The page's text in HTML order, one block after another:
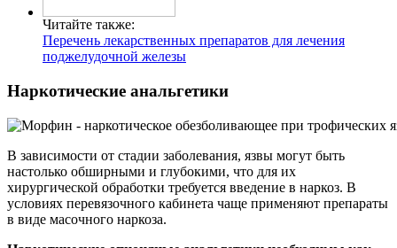
Читайте также:
Перечень лекарственных препаратов для лечения
поджелудочной железы
Наркотические анальгетики
В зависимости от стадии заболевания, язвы могут быть
настолько обширными и глубокими, что для их
хирургической обработки требуется введение в наркоз. В
условиях перевязочного кабинета чаще применяют препараты
в виде масочного наркоза.